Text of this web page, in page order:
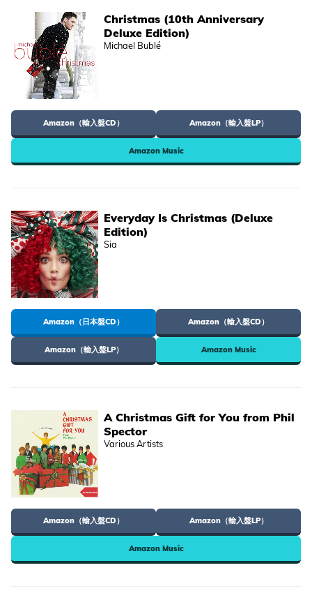
Christmas (10th Anniversary
Deluxe Edition)
Michael Bublé
Amazon（輸入盤CD） Amazon（輸入盤LP）
Amazon Music
Everyday Is Christmas (Deluxe
Edition)
Sia
Amazon（日本盤CD） Amazon（輸入盤CD）
Amazon（輸入盤LP） Amazon Music
A Christmas Gift for You from Phil
Spector
Various Artists
Amazon（輸入盤CD） Amazon（輸入盤LP）
Amazon Music